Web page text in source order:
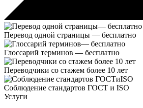
Перевод одной страницы — бесплатно
Глоссарий терминов — бесплатно
Переводчики со стажем более 10 лет
Соблюдение стандартов ГОСТ и ISO
Услуги